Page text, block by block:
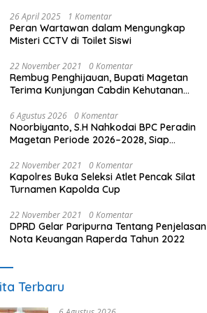
26 April 2025 1 Komentar
Peran Wartawan dalam Mengungkap
Misteri CCTV di Toilet Siswi
22 November 2021 0 Komentar
Rembug Penghijauan, Bupati Magetan
Terima Kunjungan Cabdin Kehutanan
6 Agustus 2026 0 Komentar
Noorbiyanto, S.H Nahkodai BPC Peradin
Magetan Periode 2026–2028, Siap
22 November 2021 0 Komentar
Kapolres Buka Seleksi Atlet Pencak Silat
Turnamen Kapolda Cup
22 November 2021 0 Komentar
DPRD Gelar Paripurna Tentang Penjelasan
Nota Keuangan Raperda Tahun 2022
Terbaru